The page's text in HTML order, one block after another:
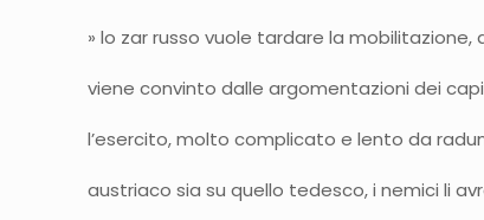
» lo zar russo vuole tardare la
viene convinto dalle argomentazioni dei
l’esercito, molto complicato e lento da
austriaco sia su quello tedesco, i nemici li